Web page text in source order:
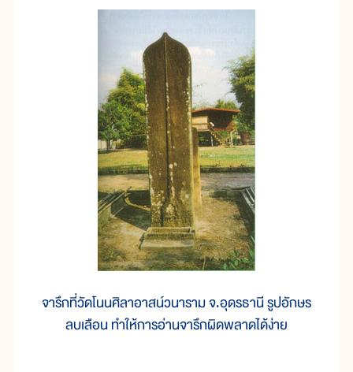
จารึกที่วัดโนนศิลาอาสน์วนาราม จ.อุดรธานี รูปอักษร
ลบเลือน ทำให้การอ่านจารึกผิดพลาดได้ง่าย